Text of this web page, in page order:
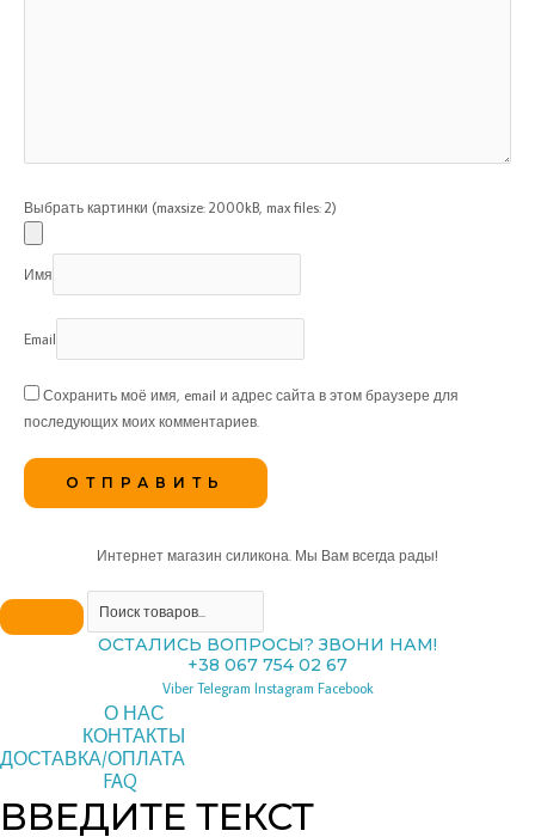
Выбрать картинки (maxsize: 2000kB, max files: 2)
Имя
Email
Сохранить моё имя, email и адрес сайта в этом браузере для
последующих моих комментариев.
Интернет магазин силикона. Мы Вам всегда рады!
ОСТАЛИСЬ ВОПРОСЫ? ЗВОНИ НАМ!
+38 067 754 02 67
Viber Telegram Instagram Facebook
О НАС
КОНТАКТЫ
ДОСТАВКА/ОПЛАТА
FAQ
ВВЕДИТЕ ТЕКСТ